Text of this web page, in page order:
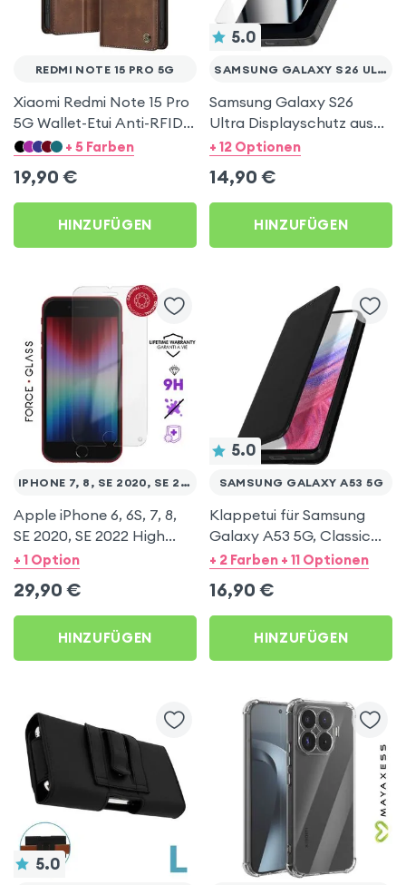
REDMI NOTE 15 PRO 5G
Xiaomi Redmi Note 15 Pro
5G Wallet-Etui Anti-RFID +
Videoständer -
+ 5 Farben
19,90 €
HINZUFÜGEN
5.0
SAMSUNG GALAXY S26 ULTRA
Samsung Galaxy S26
Ultra Displayschutz aus
gehärtetem Glas -
+ 12 Optionen
14,90 €
HINZUFÜGEN
IPHONE 7, 8, SE 2020, SE 2022
Apple iPhone 6, 6S, 7, 8,
SE 2020, SE 2022 High
Resistance 9H+ gehärtete
Transparent
+ 1 Option
29,90 €
HINZUFÜGEN
5.0
SAMSUNG GALAXY A53 5G
Klappetui für Samsung
Galaxy A53 5G, Classic
Edition Hülle mit
+ 2 Farben + 11 Optionen
16,90 €
HINZUFÜGEN
5.0